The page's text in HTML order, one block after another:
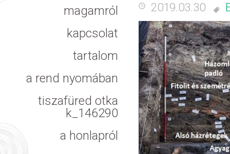
magamról
kapcsolat
tartalom
a rend nyomában
tiszafüred otka
k_146290
a honlapról
2019.03.30